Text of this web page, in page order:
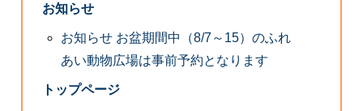
お知らせ
お知らせ お盆期間中（8/7～15）のふれ
あい動物広場は事前予約となります
トップページ